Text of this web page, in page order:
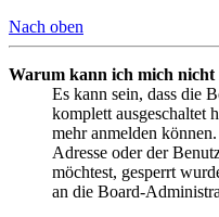
Nach oben
Warum kann ich mich nicht
Es kann sein, dass die
komplett ausgeschaltet
mehr anmelden
Adresse oder der
möchtest, gesperrt
an die Board-